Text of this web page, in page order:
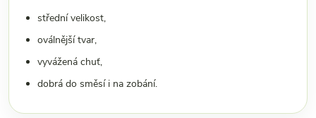
střední velikost,
oválnější tvar,
vyvážená chuť,
dobrá do směsí i na zobání.